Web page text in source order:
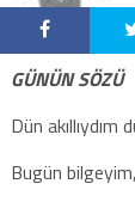
GÜNÜN SÖZÜ
Dün
Bugün